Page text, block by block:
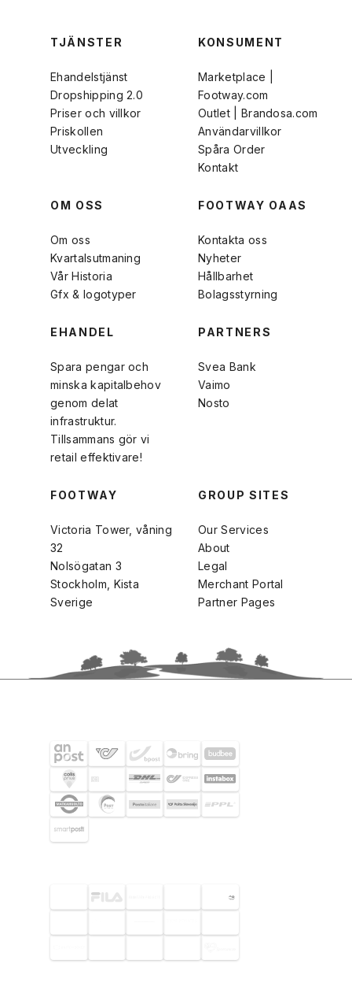
TJÄNSTER
Ehandelstjänst
Dropshipping 2.0
Priser och villkor
Priskollen
Utveckling
KONSUMENT
Marketplace |
Footway.com
Outlet | Brandosa.com
Användarvillkor
Spåra Order
Kontakt
OM OSS
Om oss
Kvartalsutmaning
Vår Historia
Gfx & logotyper
FOOTWAY OAAS
Kontakta oss
Nyheter
Hållbarhet
Bolagsstyrning
EHANDEL
Spara pengar och
minska kapitalbehov
genom delat
infrastruktur.
Tillsammans gör vi
retail effektivare!
PARTNERS
Svea Bank
Vaimo
Nosto
FOOTWAY
Victoria Tower, våning
32
Nolsögatan 3
Stockholm, Kista
Sverige
GROUP SITES
Our Services
About
Legal
Merchant Portal
Partner Pages